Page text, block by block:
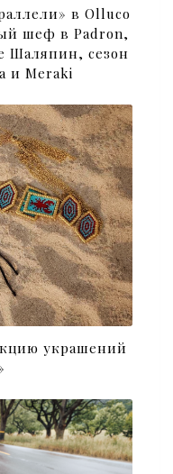
в Olluco
шеф в Padron,
Шаляпин, сезон
и Meraki
украшений